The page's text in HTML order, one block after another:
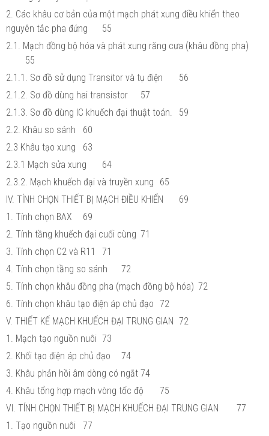
2. Các khâu cơ bản của một mạch phát xung điều khiển theo
nguyên tắc pha đứng
55
2.1. Mạch đồng bộ hóa và phát xung răng cưa (khâu đồng pha)
55
2.1.1. Sơ đồ sử dụng Transitor và tụ điện
56
2.1.2. Sơ đồ dùng hai transistor
57
2.1.3. Sơ đồ dùng IC khuếch đại thuật toán.
59
2.2. Khâu so sánh
60
2.3 Khâu tạo xung
63
2.3.1 Mạch sửa xung
64
2.3.2. Mạch khuếch đại và truyền xung
65
IV. TÍNH CHỌN THIẾT BỊ MẠCH ĐIỀU KHIỂN
69
1. Tính chọn BAX
69
2. Tính tầng khuếch đại cuối cùng 71
3. Tính chọn C2 và R11
71
4. Tính chọn tầng so sánh
72
5. Tính chọn khâu đồng pha (mạch đồng bộ hóa) 72
6. Tính chọn khâu tạo điện áp chủ đạo 72
V. THIẾT KẾ MẠCH KHUẾCH ĐẠI TRUNG GIAN 72
1. Mạch tạo nguồn nuôi 73
2. Khối tạo điện áp chủ đạo
74
3. Khâu phản hồi âm dòng có ngắt 74
4. Khâu tổng hợp mạch vòng tốc độ
75
VI. TÍNH CHỌN THIẾT BỊ MẠCH KHUẾCH ĐẠI TRUNG GIAN
77
1. Tạo nguồn nuôi
77